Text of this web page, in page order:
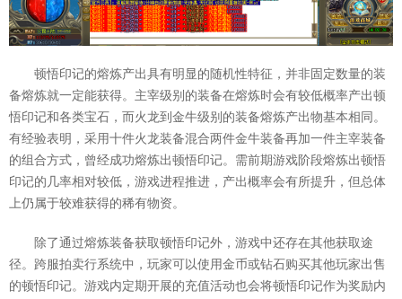
顿悟印记的熔炼产出具有明显的随机性特征，并非固定数量的装
备熔炼就一定能获得。主宰级别的装备在熔炼时会有较低概率产出顿
悟印记和各类宝石，而火龙到金牛级别的装备熔炼产出物基本相同。
有经验表明，采用十件火龙装备混合两件金牛装备再加一件主宰装备
的组合方式，曾经成功熔炼出顿悟印记。需前期游戏阶段熔炼出顿悟
印记的几率相对较低，游戏进程推进，产出概率会有所提升，但总体
上仍属于较难获得的稀有物资。
除了通过熔炼装备获取顿悟印记外，游戏中还存在其他获取途
径。跨服拍卖行系统中，玩家可以使用金币或钻石购买其他玩家出售
的顿悟印记。游戏内定期开展的充值活动也会将顿悟印记作为奖励内